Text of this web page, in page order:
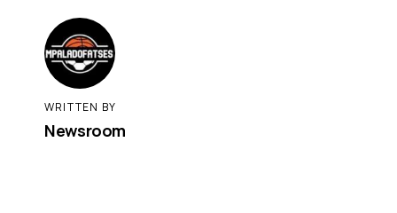
WRITTEN BY
Newsroom